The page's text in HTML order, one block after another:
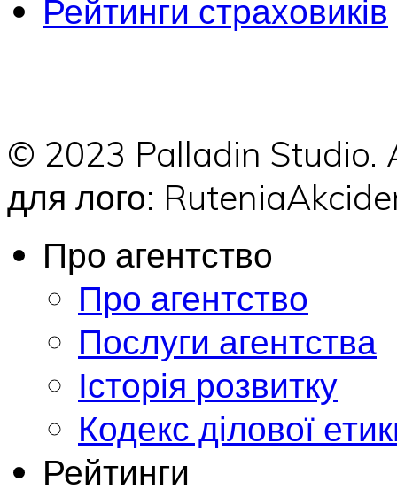
Рейтинги страховиків
© 2023 Palladin
для лого:
Про агентство
Про агентство
Послуги агентства
Історія розвитку
Кодекс ділової
Рейтинги